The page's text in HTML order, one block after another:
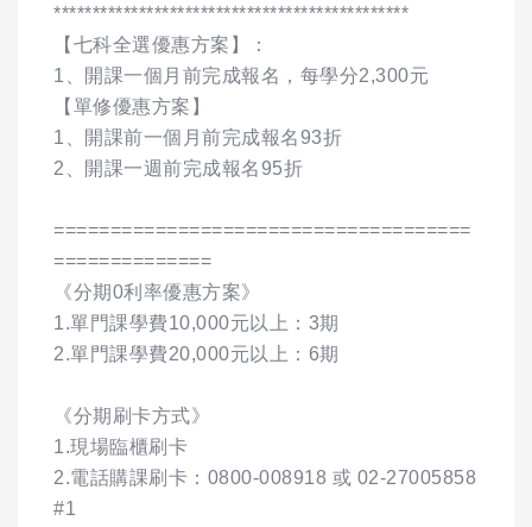
**********************************************
【七科全選優惠方案】：
1、開課一個月前完成報名，每學分2,300元
【單修優惠方案】
1、開課前一個月前完成報名93折
2、開課一週前完成報名95折
=====================================
==============
《分期0利率優惠方案》
1.單門課學費10,000元以上：3期
2.單門課學費20,000元以上：6期
《分期刷卡方式》
1.現場臨櫃刷卡
2.電話購課刷卡：0800-008918 或 02-27005858
#1